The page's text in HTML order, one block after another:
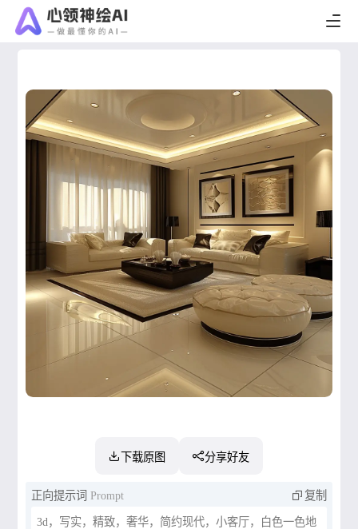
下载原图 分享好友
正向提示词 Prompt 复制
3d，写实，精致，奢华，简约现代，小客厅，白色一色地